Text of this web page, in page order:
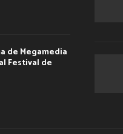
de Megamedia
Festival de